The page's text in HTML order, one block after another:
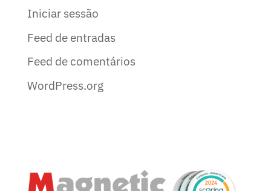
Iniciar sessão
Feed de entradas
Feed de comentários
WordPress.org